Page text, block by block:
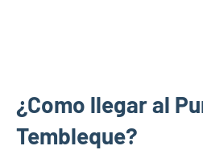
¿Como llegar al
Tembleque?